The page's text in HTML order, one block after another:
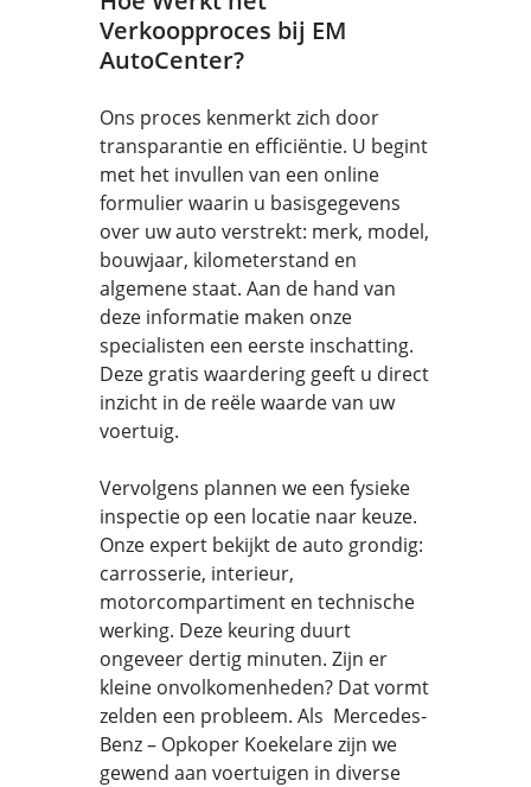
Verkoopproces bij EM
AutoCenter?
Ons proces kenmerkt zich door
transparantie en efficiëntie. U begint
met het invullen van een online
formulier waarin u basisgegevens
over uw auto verstrekt: merk, model,
bouwjaar, kilometerstand en
algemene staat. Aan de hand van
deze informatie maken onze
specialisten een eerste inschatting.
Deze gratis waardering geeft u direct
inzicht in de reële waarde van uw
voertuig.
Vervolgens plannen we een fysieke
inspectie op een locatie naar keuze.
Onze expert bekijkt de auto grondig:
carrosserie, interieur,
motorcompartiment en technische
werking. Deze keuring duurt
ongeveer dertig minuten. Zijn er
kleine onvolkomenheden? Dat vormt
zelden een probleem. Als Mercedes-
Benz – Opkoper Koekelare zijn we
gewend aan voertuigen in diverse